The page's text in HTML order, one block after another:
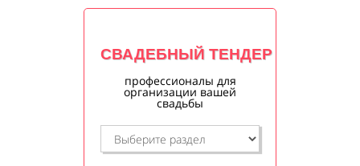
СВАДЕБНЫЙ ТЕНДЕР
профессионалы для
организации вашей
свадьбы